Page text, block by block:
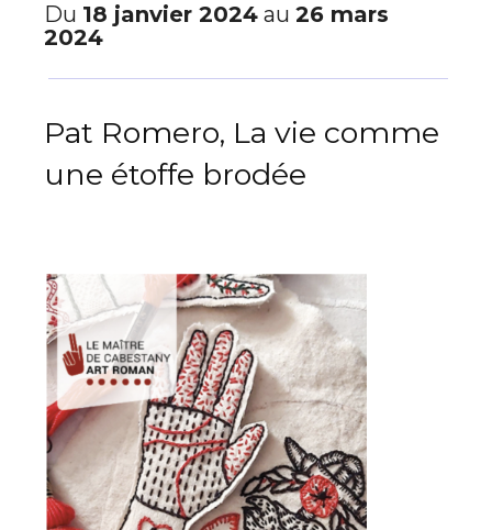
Du 18 janvier 2024 au 26 mars
2024
Pat Romero, La vie comme
une étoffe brodée